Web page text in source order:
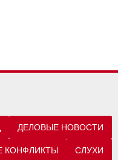
ДЕЛОВЫЕ НОВОСТИ
КОНФЛИКТЫ СЛУХИ